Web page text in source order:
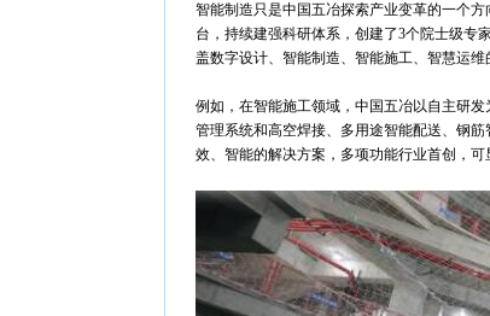
智能制造只是中国五冶探索产业变革的一个
台，持续建强科研体系，创建了3个院士级专
盖数字设计、智能制造、智能施工、智慧运
例如，在智能施工领域，中国五冶以自主研
管理系统和高空焊接、多用途智能配送、钢
效、智能的解决方案，多项功能行业首创，可